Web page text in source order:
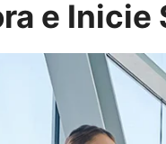
e Inicie